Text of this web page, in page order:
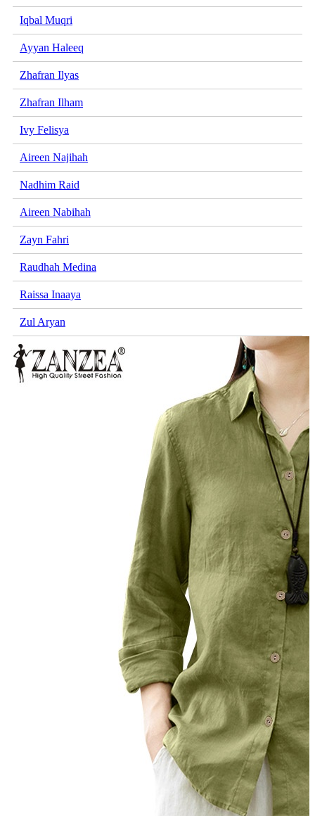
Iqbal Muqri
Ayyan Haleeq
Zhafran Ilyas
Zhafran Ilham
Ivy Felisya
Aireen Najihah
Nadhim Raid
Aireen Nabihah
Zayn Fahri
Raudhah Medina
Raissa Inaaya
Zul Aryan